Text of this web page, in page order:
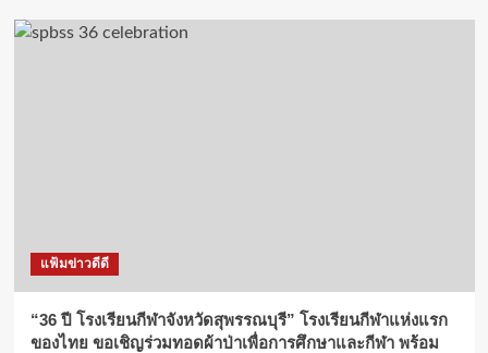
แฟ้มข่าวดีดี
“36 ปี โรงเรียนกีฬาจังหวัดสุพรรณบุรี” โรงเรียนกีฬาแห่งแรก
ของไทย ขอเชิญร่วมทอดผ้าป่าเพื่อการศึกษาและกีฬา พร้อม